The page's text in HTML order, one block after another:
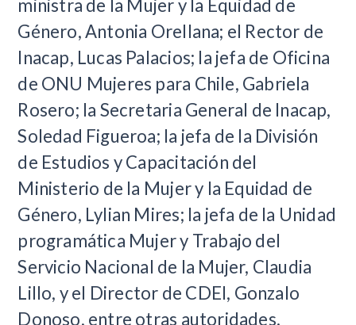
ministra de la Mujer y la Equidad de
Género, Antonia Orellana; el Rector de
Inacap, Lucas Palacios; la jefa de Oficina
de ONU Mujeres para Chile, Gabriela
Rosero; la Secretaria General de Inacap,
Soledad Figueroa; la jefa de la División
de Estudios y Capacitación del
Ministerio de la Mujer y la Equidad de
Género, Lylian Mires; la jefa de la Unidad
programática Mujer y Trabajo del
Servicio Nacional de la Mujer, Claudia
Lillo, y el Director de CDEI, Gonzalo
Donoso, entre otras autoridades.